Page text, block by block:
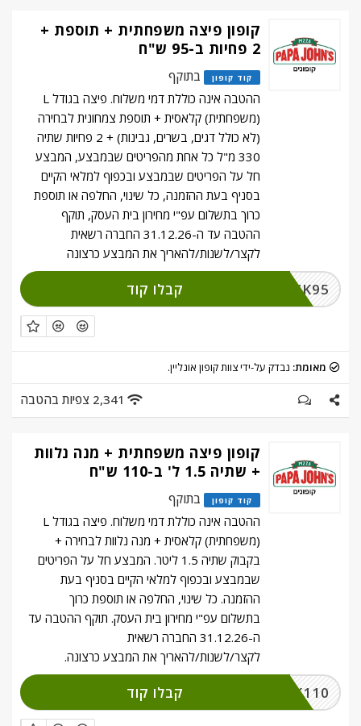
קופון פיצה משפחתית + תוספת +
2 פחיות ב-95 ש"ח
קוד קופון
בתוקף
ההטבה אינה כוללת דמי משלוח. פיצה בגודל L
(משפחתית) קלאסית + תוספת צמחונית לבחירה
(לא כולל דגים, בשרים, גבינות) + 2 פחיות שתיה
330 מ"ל כל אחת מהפריטים שבמבצע, המבצע
חל על הפריטים שבמבצע ובכפוף למלאי הקיים
בסניף בעת ההזמנה, כל שינוי, החלפה או תוספת
כרוך בתשלום עפ"י מחירון בית העסק, תוקף
ההטבה עד ה-31.12.26 החברה רשאית
לקצר/לשנות/להאריך את המבצע כרצונה
CLICK95 קבלו קוד
מאומת: נבדק על-ידי צוות קופון אונליין.
2,341 צפיות בהטבה
קופון פיצה משפחתית + מנה נלוות
+ שתיה 1.5 ל' ב-110 ש"ח
קוד קופון
בתוקף
ההטבה אינה כוללת דמי משלוח. פיצה בגודל L
(משפחתית) קלאסית + מנה נלוות לבחירה +
בקבוק שתיה 1.5 ליטר. המבצע חל על הפריטים
שבמבצע ובכפוף למלאי הקיים בסניף בעת
ההזמנה. כל שינוי, החלפה או תוספת כרוך
בתשלום עפ"י מחירון בית העסק. תוקף ההטבה עד
ה-31.12.26 החברה רשאית
לקצר/לשנות/להאריך את המבצע כרצונה.
CLICK110 קבלו קוד